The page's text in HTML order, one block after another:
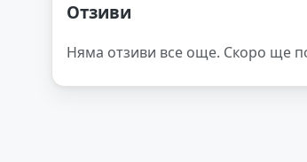
Отзиви
Няма отзиви все още. Скоро ще